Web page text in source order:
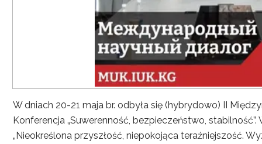
W dniach 20-21 maja br. odbyła się (hybrydowo) II
Konferencja „Suwerenność, bezpieczeństwo,
„Nieokreślona przyszłość, niepokojąca teraźniejszość.